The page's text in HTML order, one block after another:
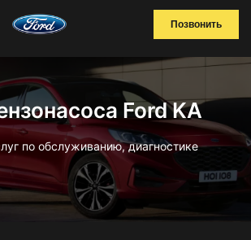
Позвонить
Ford KA
по обслуживанию, диагностике